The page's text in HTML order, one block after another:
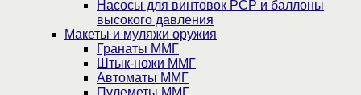
Насосы для винтовок PCP и баллоны
высокого давления
Макеты и муляжи оружия
Гранаты ММГ
Штык-ножи ММГ
Автоматы ММГ
Пулеметы ММГ